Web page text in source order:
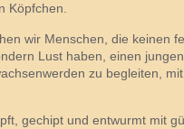
Köpfchen.
wir Menschen, die keinen
Lust haben, einen
zu begleiten,
gechipt und entwurmt mit